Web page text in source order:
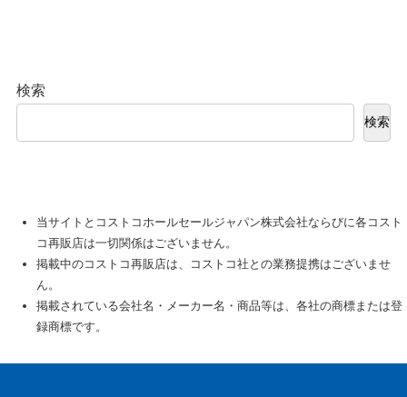
検索
検索
当サイトとコストコホールセールジャパン株式会社ならびに各コスト
コ再販店は一切関係はございません。
掲載中のコストコ再販店は、コストコ社との業務提携はございませ
ん。
掲載されている会社名・メーカー名・商品等は、各社の商標または登
録商標です。